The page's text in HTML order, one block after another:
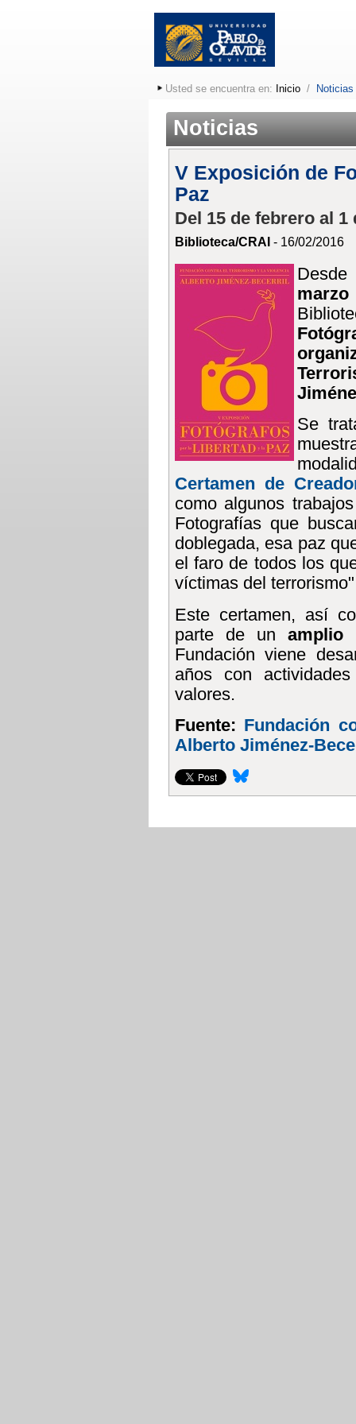
Usted se encuentra en: Inicio/ Noticias
Noticias
V Exposición de
Paz
Del 15 de febrero al 1
Biblioteca/CRAI - 16/02/2016
Se
Certamen de
como algunos
Fotografías que
doblegada, esa paz
el faro de todos los
víctimas del
Este certamen, así
parte de un amplio
Fundación viene
años con
valores.
Fuente: Fundación
Alberto Jiménez-